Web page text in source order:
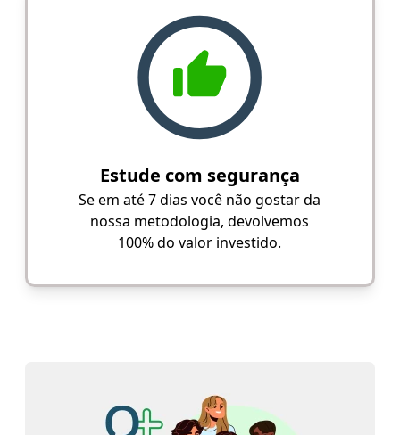
Estude com segurança
Se em até 7 dias você não gostar da
nossa metodologia, devolvemos
100% do valor investido.